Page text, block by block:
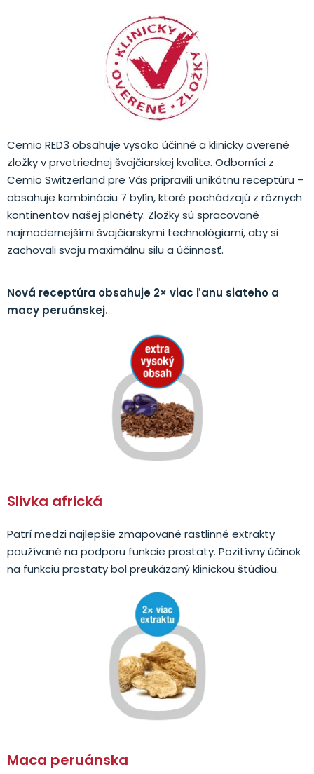
Cemio RED3 obsahuje vysoko účinné a klinicky overené
zložky v prvotriednej švajčiarskej kvalite. Odborníci z
Cemio Switzerland pre Vás pripravili unikátnu receptúru –
obsahuje kombináciu 7 bylín, ktoré pochádzajú z rôznych
kontinentov našej planéty. Zložky sú spracované
najmodernejšími švajčiarskymi technológiami, aby si
zachovali svoju maximálnu silu a účinnosť.
Nová receptúra ​​obsahuje 2× viac ľanu siateho a
macy peruánskej.
Slivka africká
Patrí medzi najlepšie zmapované rastlinné extrakty
používané na podporu funkcie prostaty. Pozitívny účinok
na funkciu prostaty bol preukázaný klinickou štúdiou.
Maca peruánska